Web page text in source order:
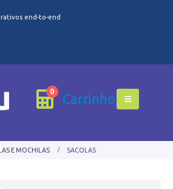
end-to-end
0 Carrinho
E MOCHILAS SACOLAS